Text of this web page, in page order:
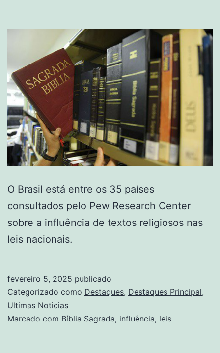
O Brasil está entre os 35 países
consultados pelo Pew Research Center
sobre a influência de textos religiosos nas
leis nacionais.
fevereiro 5, 2025 publicado
Categorizado como Destaques, Destaques Principal,
Ultimas Noticias
Marcado com Bíblia Sagrada, influência, leis